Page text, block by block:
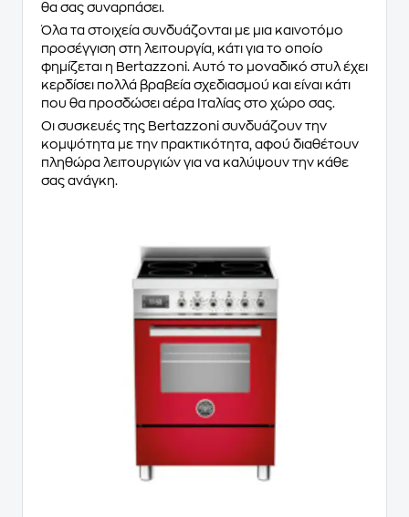
θα σας συναρπάσει.
Όλα τα στοιχεία συνδυάζονται με μια καινοτόμο
προσέγγιση στη λειτουργία, κάτι για το οποίο
φημίζεται η Bertazzoni. Αυτό το μοναδικό στυλ έχει
κερδίσει πολλά βραβεία σχεδιασμού και είναι κάτι
που θα προσδώσει αέρα Ιταλίας στο χώρο σας.
Οι συσκευές της Bertazzoni συνδυάζουν την
κομψότητα με την πρακτικότητα, αφού διαθέτουν
πληθώρα λειτουργιών για να καλύψουν την κάθε
σας ανάγκη.